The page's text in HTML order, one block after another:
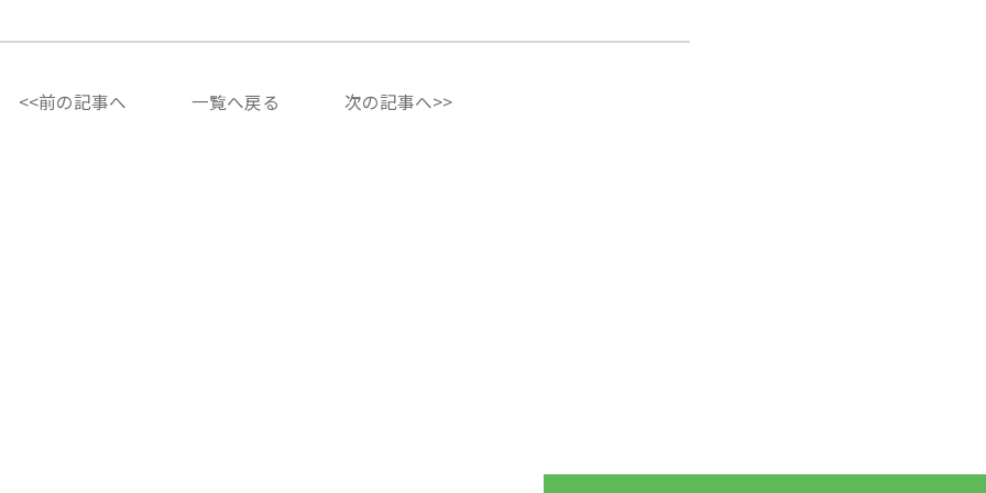
<<前の記事へ 一覧へ戻る 次の記事へ>>